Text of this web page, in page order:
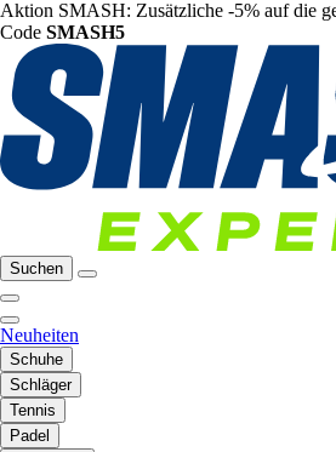
Aktion SMASH: Zusätzliche -5% auf die
Code SMASH5
Suchen
Neuheiten
Schuhe
Schläger
Tennis
Padel